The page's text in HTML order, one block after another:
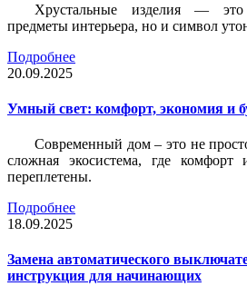
Хрустальные изделия —
предметы интерьера, но и символ
Подробнее
20.09.2025
Умный свет: комфорт, экономия и
Современный дом – это не
сложная экосистема, где комфорт
переплетены.
Подробнее
18.09.2025
Замена автоматического
инструкция для начинающих